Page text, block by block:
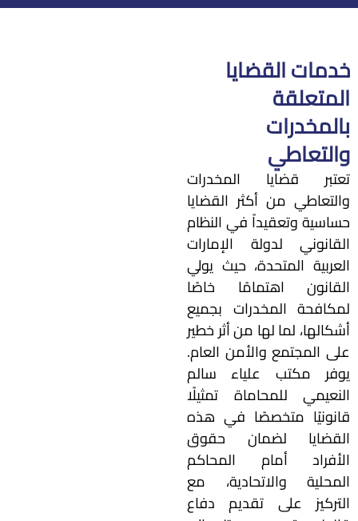
خدمات القضايا
المتعلقة
بالمخدرات
والتعاطي
تعتبر قضايا المخدرات
والتعاطي من أكثر القضايا
حساسية وتعقيداً في النظام
القانوني لدولة الإمارات
العربية المتحدة، حيث يولي
القانون اهتمامًا خاصًا
لمكافحة المخدرات بجميع
أشكالها، لما لها من أثر خطير
على المجتمع والأمن العام.
يوفر مكتب علياء سالم
النعيمي للمحاماة تمثيلًا
قانونيًا متخصصًا في هذه
القضايا لضمان حقوق
الأفراد أمام المحاكم
المحلية والاتحادية، مع
التركيز على تقديم دفاع